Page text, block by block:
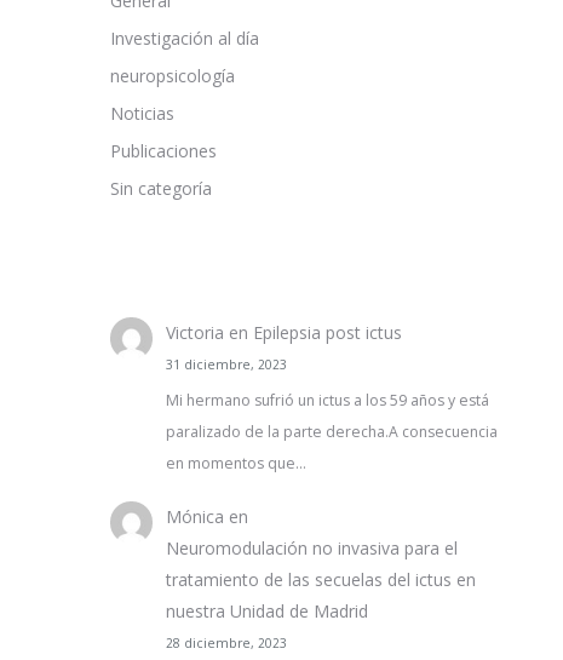
Investigación al día
neuropsicología
Noticias
Publicaciones
Sin categoría
Victoria en Epilepsia post ictus
31 diciembre, 2023
Mi hermano sufrió un ictus a los 59 años y está
paralizado de la parte derecha.A consecuencia
en momentos que…
Mónica en
Neuromodulación no invasiva para el
tratamiento de las secuelas del ictus en
nuestra Unidad de Madrid
28 diciembre, 2023